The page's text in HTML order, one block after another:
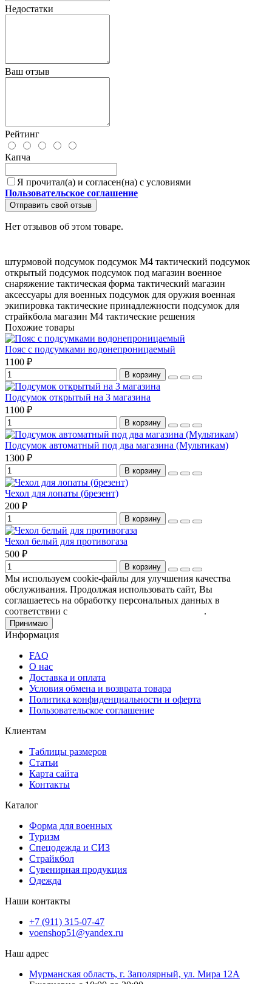
Недостатки
Ваш отзыв
Рейтинг
Капча
Я прочитал(а) и согласен(на) с условиями
Пользовательское соглашение
Отправить свой отзыв
Нет отзывов об этом товаре.
штурмовой подсумок подсумок M4 тактический подсумок
открытый подсумок подсумок под магазин военное
снаряжение тактическая форма тактический магазин
аксессуары для военных подсумок для оружия военная
экипировка тактические принадлежности подсумок для
страйкбола магазин M4 тактические решения
Похожие товары
Пояс с подсумками водонепроницаемый
1100 ₽
В корзину
Подсумок открытый на 3 магазина
1100 ₽
В корзину
Подсумок автоматный под два магазина (Мультикам)
1300 ₽
В корзину
Чехол для лопаты (брезент)
200 ₽
В корзину
Чехол белый для противогаза
500 ₽
В корзину
Мы используем cookie-файлы для улучшения качества
обслуживания. Продолжая использовать сайт, Вы
соглашаетесь на обработку персональных данных в
соответствии с
.
Принимаю
Информация
FAQ
О нас
Доставка и оплата
Условия обмена и возврата товара
Политика конфиденциальности и оферта
Пользовательское соглашение
Клиентам
Таблицы размеров
Статьи
Карта сайта
Контакты
Каталог
Форма для военных
Туризм
Спецодежда и СИЗ
Страйкбол
Сувенирная продукция
Одежда
Наши контакты
+7 (911) 315-07-47
voenshop51@yandex.ru
Наш адрес
Мурманская область, г. Заполярный, ул. Мира 12А